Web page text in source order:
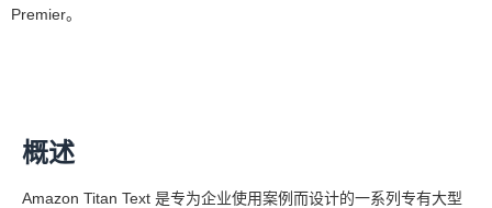
Premier。
概述
Amazon Titan Text 是专为企业使用案例而设计的一系列专有大型